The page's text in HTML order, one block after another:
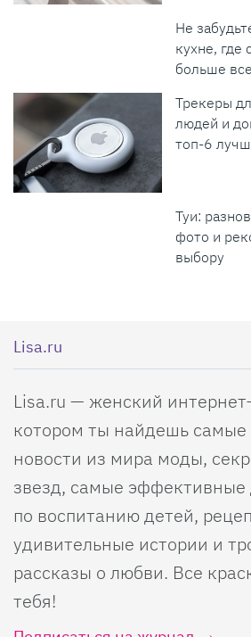
Не
кухне, где
больше
Трекеры
людей и
топ-6
Туи:
фото и
выбору
Lisa.ru
Lisa.ru — женский
котором ты найдешь самые
новости из мира моды,
звезд, самые эффективные
по воспитанию детей,
удивительные истории и
рассказы о любви. Все
тебя!